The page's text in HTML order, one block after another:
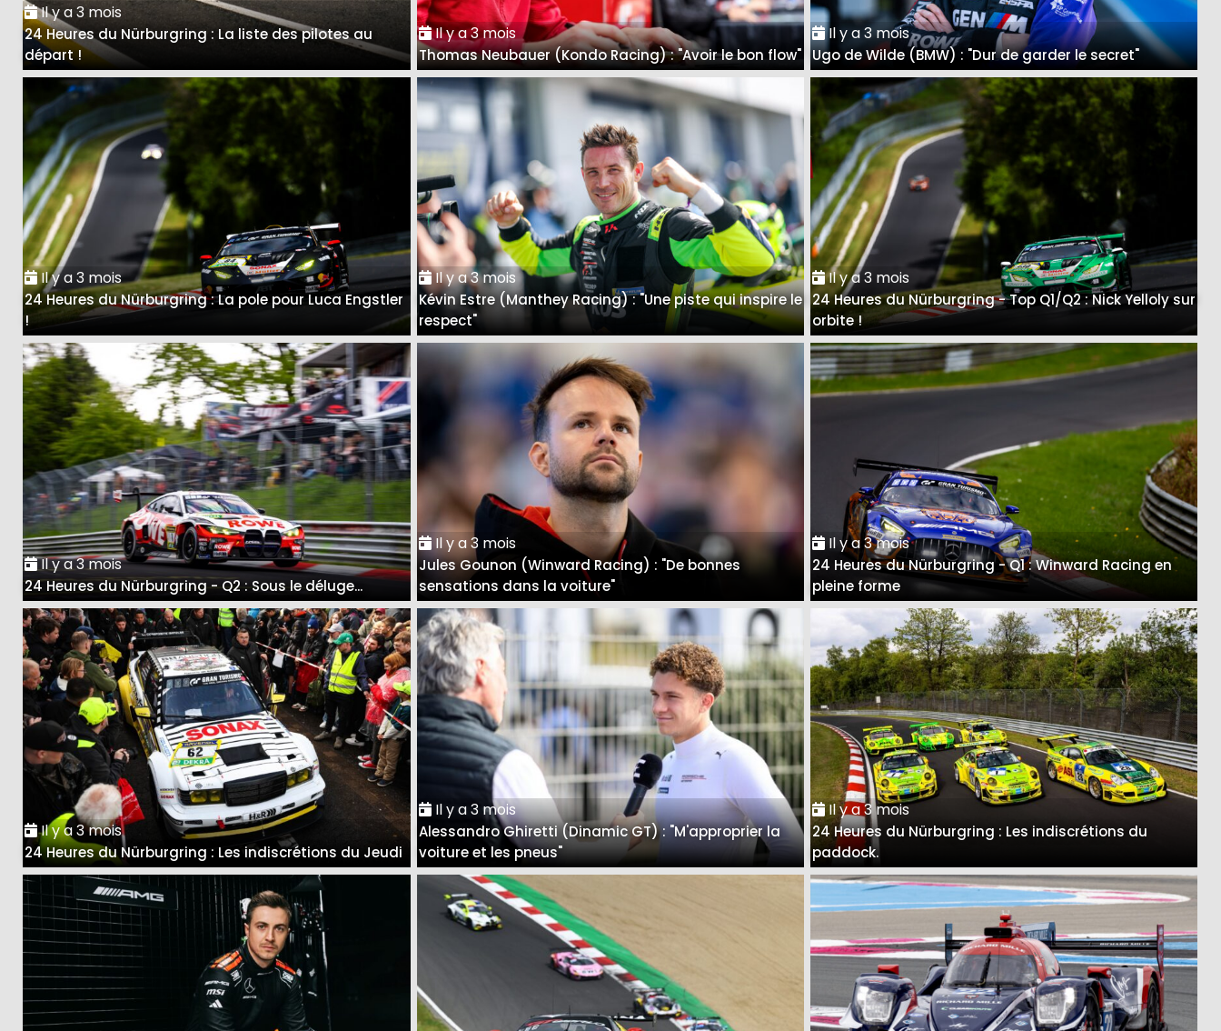
Il y a 3 mois
24 Heures du Nürburgring : La liste des pilotes au
départ !
Il y a 3 mois
Thomas Neubauer (Kondo Racing) : "Avoir le bon flow"
Il y a 3 mois
Ugo de Wilde (BMW) : "Dur de garder le secret"
Il y a 3 mois
24 Heures du Nürburgring : La pole pour Luca Engstler
!
Il y a 3 mois
Kévin Estre (Manthey Racing) : "Une piste qui inspire le
respect"
Il y a 3 mois
24 Heures du Nürburgring - Top Q1/Q2 : Nick Yelloly sur
orbite !
Il y a 3 mois
24 Heures du Nürburgring - Q2 : Sous le déluge...
Il y a 3 mois
Jules Gounon (Winward Racing) : "De bonnes
sensations dans la voiture"
Il y a 3 mois
24 Heures du Nürburgring - Q1 : Winward Racing en
pleine forme
Il y a 3 mois
24 Heures du Nürburgring : Les indiscrétions du Jeudi
Il y a 3 mois
Alessandro Ghiretti (Dinamic GT) : "M'approprier la
voiture et les pneus"
Il y a 3 mois
24 Heures du Nürburgring : Les indiscrétions du
paddock.